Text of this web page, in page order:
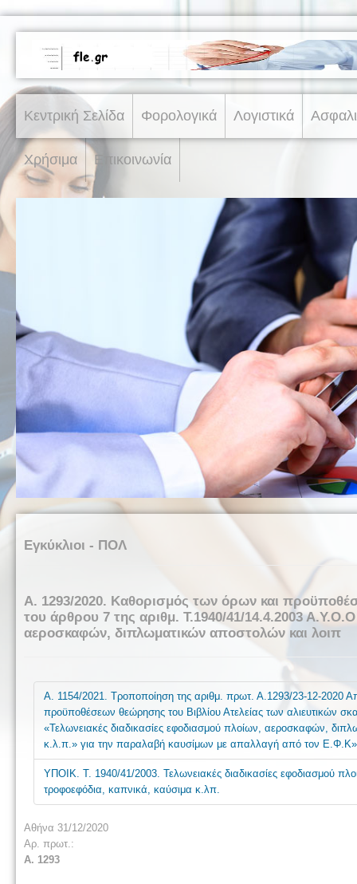
Κεντρική Σελίδα Φορολογικά Λογιστικά
Χρήσιμα Επικοινωνία
Εγκύκλιοι - ΠΟΛ
Α. 1293/2020. Καθορισμός των όρων και
του άρθρου 7 της αριθμ. Τ.1940/41/14.4.2003
αεροσκαφών, διπλωματικών αποστολών και λοιπ
Α. 1154/2021. Τροποποίηση της αριθμ. πρωτ. Α.1293/23-12-2020
προϋποθέσεων θεώρησης του Βιβλίου Ατελείας των
«Τελωνειακές διαδικασίες εφοδιασμού πλοίων, αεροσκαφών,
κ.λ.π.» για την παραλαβή καυσίμων με απαλλαγή από τον Ε.Φ.Κ»
ΥΠΟΙΚ. Τ. 1940/41/2003. Τελωνειακές διαδικασίες εφοδιασμού
τροφοεφόδια, καπνικά, καύσιμα κ.λπ.
Αθήνα 31/12/2020
Αρ. πρωτ.:
Α. 1293